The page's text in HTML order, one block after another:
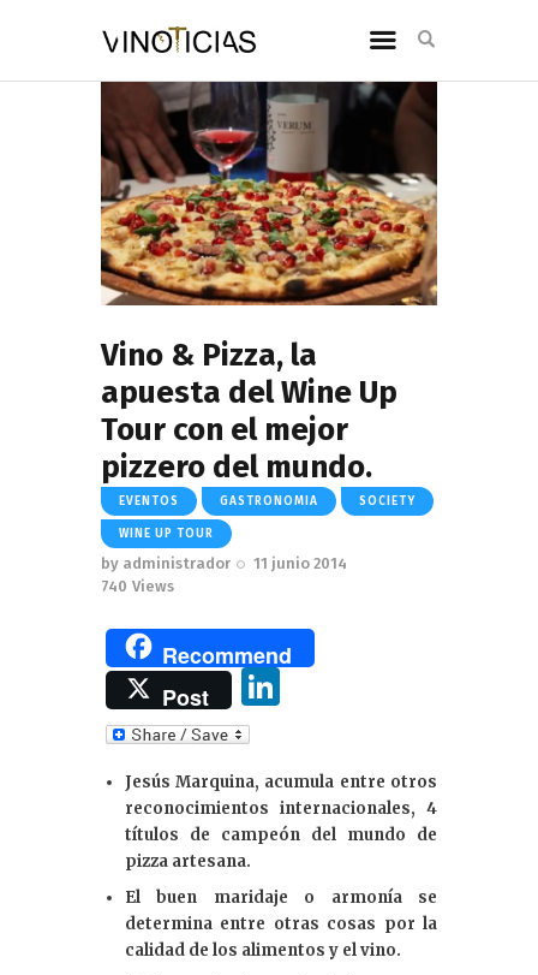
Vino & Pizza, la
apuesta del Wine Up
Tour con el mejor
pizzero del mundo.
EVENTOS GASTRONOMIA SOCIETY
WINE UP TOUR
by administrador
11 junio 2014
740 Views
Recommend
Post
e
dI
Jesús Marquina, acumula entre otros
reconocimientos internacionales, 4
títulos de campeón del mundo de
pizza artesana.
El buen maridaje o armonía se
determina entre otras cosas por la
calidad de los alimentos y el vino.